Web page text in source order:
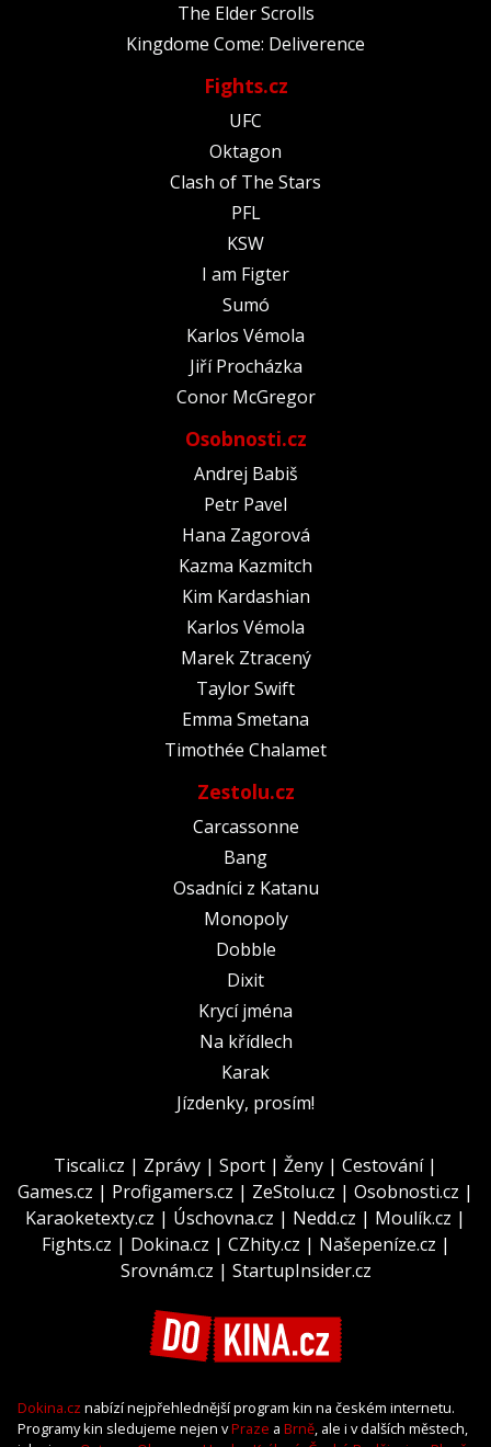
The Elder Scrolls
Kingdome Come: Deliverence
Fights.cz
UFC
Oktagon
Clash of The Stars
PFL
KSW
I am Figter
Sumó
Karlos Vémola
Jiří Procházka
Conor McGregor
Osobnosti.cz
Andrej Babiš
Petr Pavel
Hana Zagorová
Kazma Kazmitch
Kim Kardashian
Karlos Vémola
Marek Ztracený
Taylor Swift
Emma Smetana
Timothée Chalamet
Zestolu.cz
Carcassonne
Bang
Osadníci z Katanu
Monopoly
Dobble
Dixit
Krycí jména
Na křídlech
Karak
Jízdenky, prosím!
Tiscali.cz | Zprávy | Sport | Ženy | Cestování|
Games.cz | Profigamers.cz | ZeStolu.cz | Osobnosti.cz |
Karaoketexty.cz | Úschovna.cz | Nedd.cz | Moulík.cz |
Fights.cz | Dokina.cz | CZhity.cz | Našepeníze.cz |
Srovnám.cz | StartupInsider.cz
Dokina.cz nabízí nejpřehlednější program kin na českém internetu.
Programy kin sledujeme nejen vPraze a Brně, ale i v dalších městech,